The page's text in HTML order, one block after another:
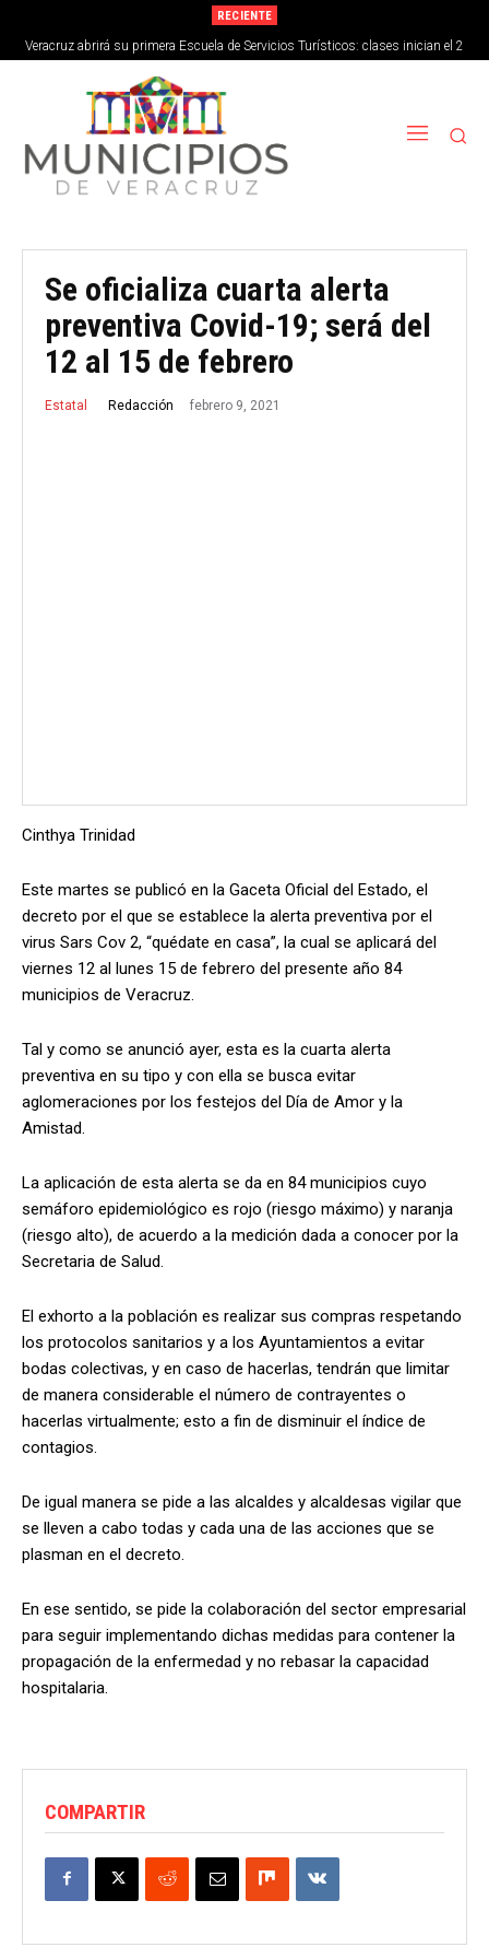
RECIENTE
Veracruz abrirá su primera Escuela de Servicios Turísticos: clases inician el 2
de septiembre
Se oficializa cuarta alerta
preventiva Covid-19; será del
12 al 15 de febrero
Estatal Redacción febrero 9, 2021
Cinthya Trinidad
Este martes se publicó en la Gaceta Oficial del Estado, el
decreto por el que se establece la alerta preventiva por el
virus Sars Cov 2, “quédate en casa”, la cual se aplicará del
viernes 12 al lunes 15 de febrero del presente año 84
municipios de Veracruz.
Tal y como se anunció ayer, esta es la cuarta alerta
preventiva en su tipo y con ella se busca evitar
aglomeraciones por los festejos del Día de Amor y la
Amistad.
La aplicación de esta alerta se da en 84 municipios cuyo
semáforo epidemiológico es rojo (riesgo máximo) y naranja
(riesgo alto), de acuerdo a la medición dada a conocer por la
Secretaria de Salud.
El exhorto a la población es realizar sus compras respetando
los protocolos sanitarios y a los Ayuntamientos a evitar
bodas colectivas, y en caso de hacerlas, tendrán que limitar
de manera considerable el número de contrayentes o
hacerlas virtualmente; esto a fin de disminuir el índice de
contagios.
De igual manera se pide a las alcaldes y alcaldesas vigilar que
se lleven a cabo todas y cada una de las acciones que se
plasman en el decreto.
En ese sentido, se pide la colaboración del sector empresarial
para seguir implementando dichas medidas para contener la
propagación de la enfermedad y no rebasar la capacidad
hospitalaria.
COMPARTIR